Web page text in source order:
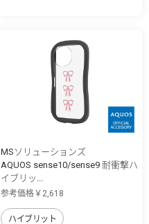
MSソリューションズ
AQUOS sense10/sense9 耐衝撃ハ
イブリッ...
参考価格￥2,618
ハイブリット